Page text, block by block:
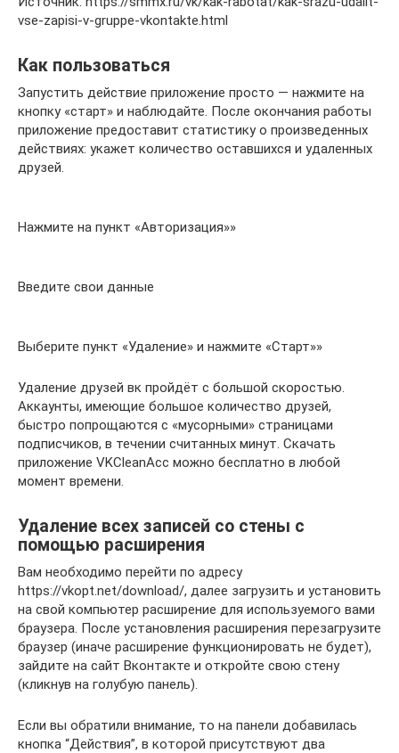
vse-zapisi-v-gruppe-vkontakte.html
Как пользоваться
Запустить действие приложение просто — нажмите на
кнопку «старт» и наблюдайте. После окончания работы
приложение предоставит статистику о произведенных
действиях: укажет количество оставшихся и удаленных
друзей.
Нажмите на пункт «Авторизация»»
Введите свои данные
Выберите пункт «Удаление» и нажмите «Старт»»
Удаление друзей вк пройдёт с большой скоростью.
Аккаунты, имеющие большое количество друзей,
быстро попрощаются с «мусорными» страницами
подписчиков, в течении считанных минут. Скачать
приложение VKCleanAcc можно бесплатно в любой
момент времени.
Удаление всех записей со стены с
помощью расширения
Вам необходимо перейти по адресу
https://vkopt.net/download/, далее загрузить и установить
на свой компьютер расширение для используемого вами
браузера. После установления расширения перезагрузите
браузер (иначе расширение функционировать не будет),
зайдите на сайт Вконтакте и откройте свою стену
(кликнув на голубую панель).
Если вы обратили внимание, то на панели добавилась
кнопка “Действия”, в которой присутствуют два